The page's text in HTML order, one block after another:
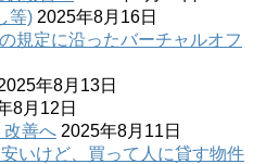
等) 2025年8月16日
規定に沿ったバーチャルオフ
年8月13日
8月12日
改善へ 2025年8月11日
いけど、買って人に貸す物件